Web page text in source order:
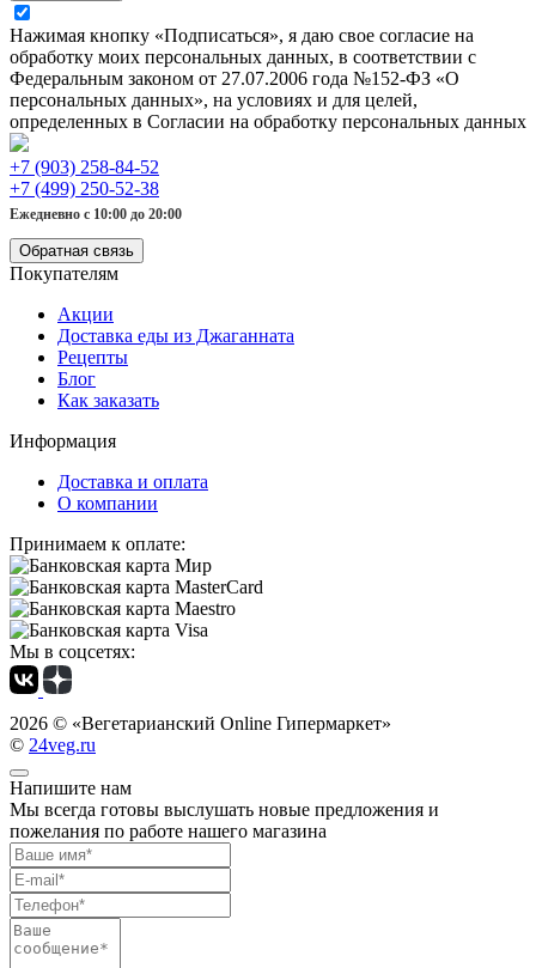
Нажимая кнопку «Подписаться», я даю свое согласие на
обработку моих персональных данных, в соответствии с
Федеральным законом от 27.07.2006 года №152-ФЗ «О
персональных данных», на условиях и для целей,
определенных в Согласии на обработку персональных данных
+7 (903) 258-84-52
+7 (499) 250-52-38
Ежедневно с 10:00 до 20:00
Обратная связь
Покупателям
Акции
Доставка еды из Джаганната
Рецепты
Блог
Как заказать
Информация
Доставка и оплата
О компании
Принимаем к оплате:
Мы в соцсетях:
2026 © «Вегетарианский Online Гипермаркет»
© 24veg.ru
Напишите нам
Мы всегда готовы выслушать новые предложения и
пожелания по работе нашего магазина